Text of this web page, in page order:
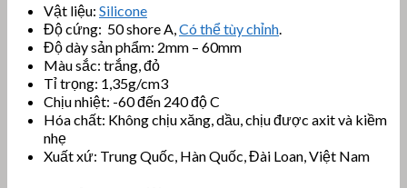
Vật liệu: Silicone
Độ cứng: 50 shore A, Có thể tùy chỉnh
Độ dày sản phẩm: 2mm – 60mm
Màu sắc: trắng, đỏ
Tỉ trọng: 1,35g/cm3
Chịu nhiệt: -60 đến 240 độ C
Hóa chất: Không chịu xăng, dầu, chịu được axit và kiềm
nhẹ
Xuất xứ: Trung Quốc, Hàn Quốc, Đài Loan, Việt Nam